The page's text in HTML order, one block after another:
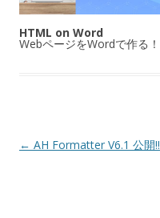
HTML on Word
WebページをWordで作る！
投稿ナビゲーション
← AH Formatter V6.1 公開!!